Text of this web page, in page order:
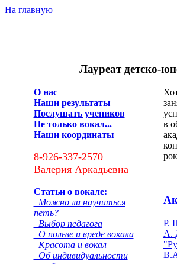
На главную
Лауреат детско-
О нас
Наши результаты
Послушать учеников
Не только вокал...
Наши координаты
8-926-337-2570
Валерия Аркадьевна
Статьи о вокале:
Можно ли научиться
петь?
Выбор педагога
О пользе и вреде вокала
Красота и вокал
Об индивидуальности
в
Р.
А.